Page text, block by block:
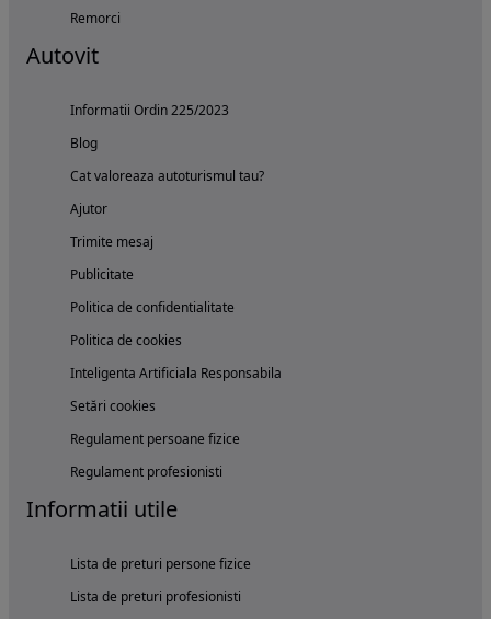
Remorci
Autovit
Informatii Ordin 225/2023
Blog
Cat valoreaza autoturismul tau?
Ajutor
Trimite mesaj
Publicitate
Politica de confidentialitate
Politica de cookies
Inteligenta Artificiala Responsabila
Setări cookies
Regulament persoane fizice
Regulament profesionisti
Informatii utile
Lista de preturi persone fizice
Lista de preturi profesionisti